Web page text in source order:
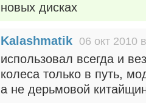
новых дисках
Kalashmatik 06 окт 2010
использовал всегда и
колеса только в путь,
а не дерьмовой